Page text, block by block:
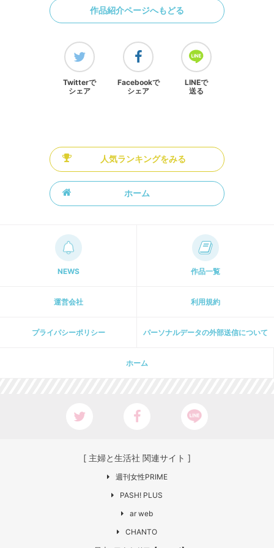
作品紹介ページへもどる
Twitterで
シェア
Facebookで
シェア
LINEで
送る
人気ランキングをみる
ホーム
NEWS 作品一覧
運営会社 利用規約
プライパシーポリシー パーソナルデータの外部送信について
ホーム
[ 主婦と生活社 関連サイト ]
週刊女性PRIME
PASH! PLUS
ar web
CHANTO